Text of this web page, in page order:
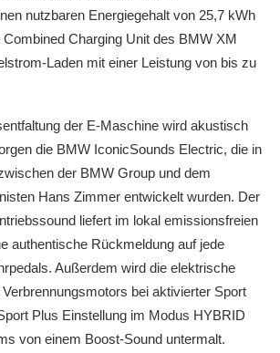
nutzbaren Energiegehalt von 25,7 kWh
Charging Unit des BMW XM
Laden mit einer Leistung von bis zu
der E-Maschine wird akustisch
die BMW IconicSounds Electric, die in
der BMW Group und dem
Hans Zimmer entwickelt wurden. Der
liefert im lokal emissionsfreien
authentische Rückmeldung auf jede
Außerdem wird die elektrische
bei aktivierter Sport
Plus Einstellung im Modus HYBRID
von einem Boost-Sound untermalt.